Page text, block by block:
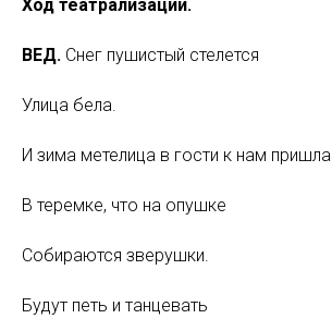
Ход театрализации.
ВЕД. Снег пушистый стелется
Улица бела.
И зима метелица в гости к нам пришла
В теремке, что на опушке
Собираются зверушки.
Будут петь и танцевать